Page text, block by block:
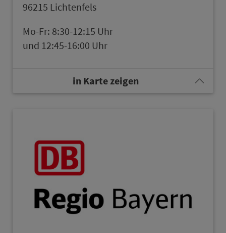
96215 Lichten­fels
Mo-Fr: 8:30-12:15 Uhr
und 12:45-16:00 Uhr
in Karte zeigen